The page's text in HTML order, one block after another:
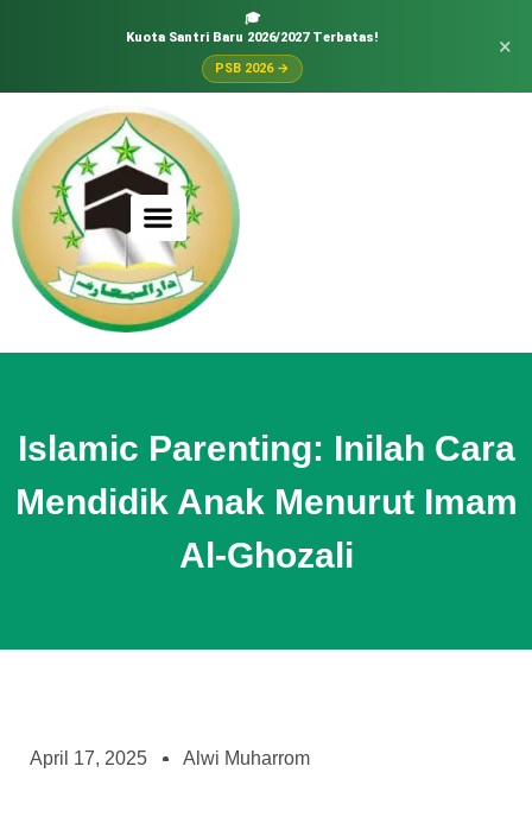
🎓
Kuota Santri Baru 2026/2027 Terbatas!
PSB 2026 →
×
Islamic Parenting: Inilah Cara
Mendidik Anak Menurut Imam
Al-Ghozali
April 17, 2025 Alwi Muharrom